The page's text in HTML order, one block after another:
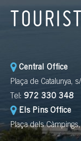
Central Office
Plaça de Catalunya,
Tel: 972 330 348
Els Pins Office
Plaça dels